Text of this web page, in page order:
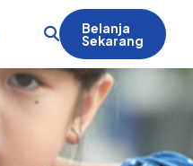
Belanja
Sekarang